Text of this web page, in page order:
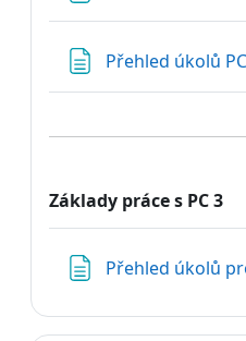
Přehled úkolů
Základy práce s PC3
Přehled úkolů